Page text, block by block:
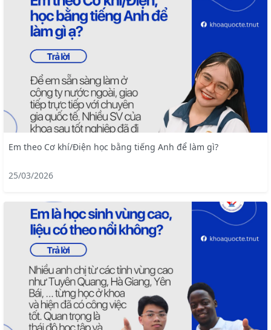
Em theo Cơ khí/Điện học bằng tiếng Anh để làm gì?
25/03/2026